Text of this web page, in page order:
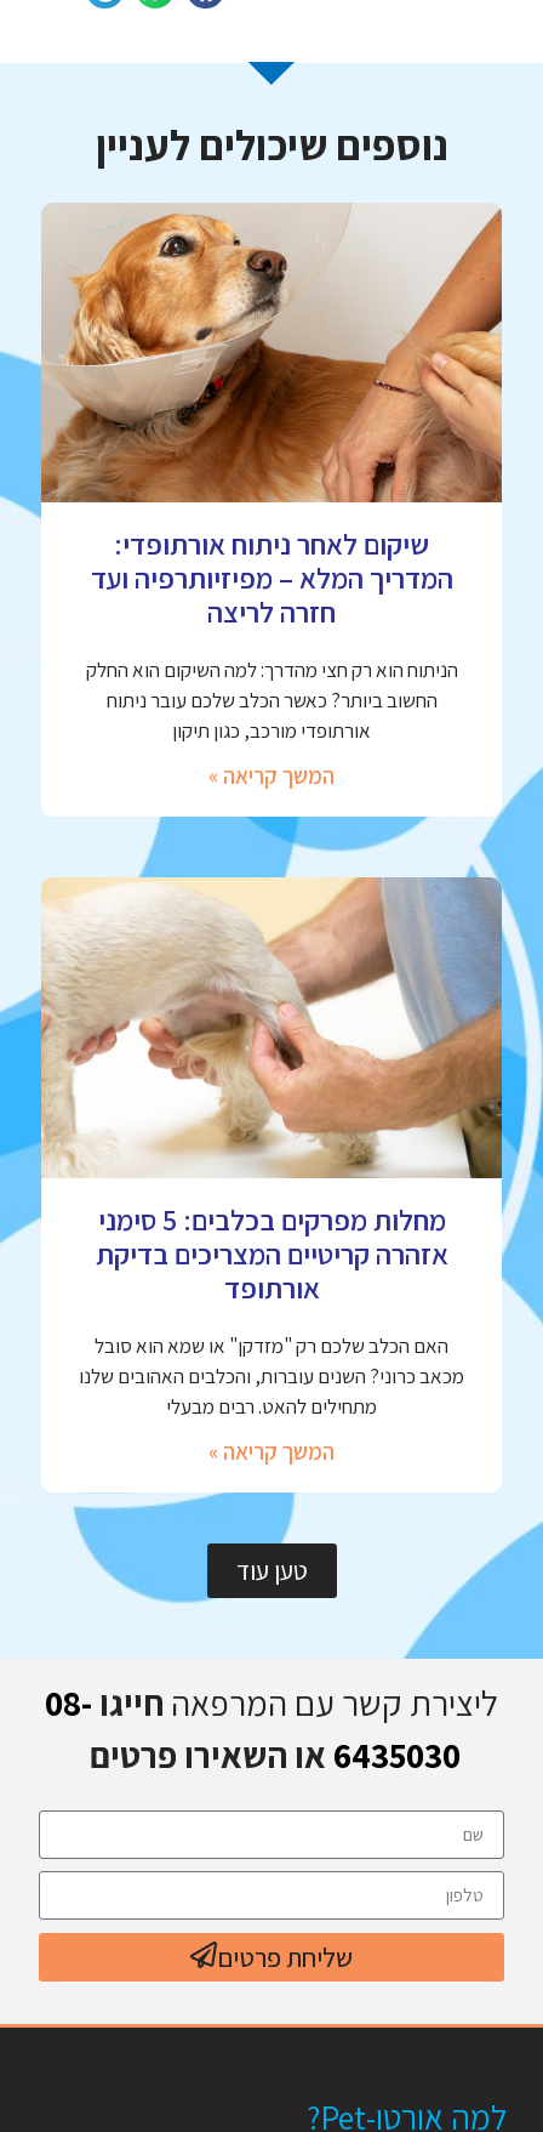
נוספים שיכולים לעניין
שיקום לאחר ניתוח אורתופדי:
המדריך המלא – מפיזיותרפיה ועד
חזרה לריצה
הניתוח הוא רק חצי מהדרך: למה השיקום הוא החלק
החשוב ביותר? כאשר הכלב שלכם עובר ניתוח
אורתופדי מורכב, כגון תיקון
המשך קריאה »
מחלות מפרקים בכלבים: 5 סימני
אזהרה קריטיים המצריכים בדיקת
אורתופד
האם הכלב שלכם רק "מזדקן" או שמא הוא סובל
מכאב כרוני? השנים עוברות, והכלבים האהובים שלנו
מתחילים להאט. רבים מבעלי
המשך קריאה »
טען עוד
ליצירת קשר עם המרפאה חייגו 08-
6435030 או השאירו פרטים
שליחת פרטים
למה אורטו-Pet?